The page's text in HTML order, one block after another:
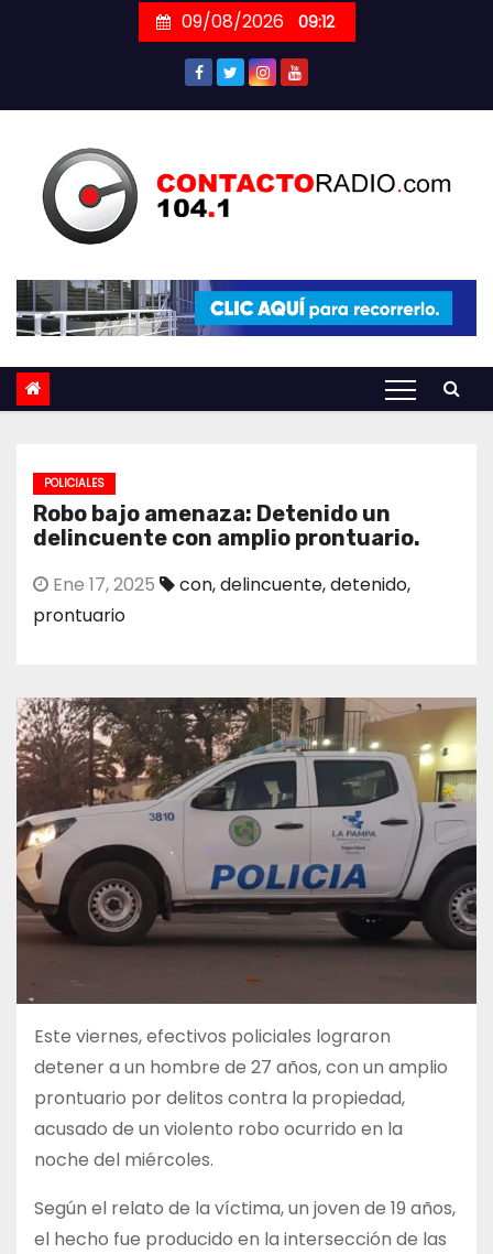
09/08/2026 09:12
POLICIALES
Robo bajo amenaza: Detenido un
delincuente con amplio prontuario.
Ene 17, 2025 con,delincuente,detenido,
prontuario
Este viernes, efectivos policiales lograron
detener a un hombre de 27 años, con un amplio
prontuario por delitos contra la propiedad,
acusado de un violento robo ocurrido en la
noche del miércoles.
Según el relato de la víctima, un joven de 19 años,
el hecho fue producido en la intersección de las